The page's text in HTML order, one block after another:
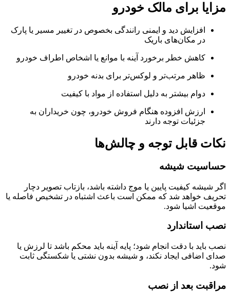
مزایا برای مالک خودرو
افزایش دید و ایمنی رانندگی بخصوص در تغییر مسیر یا پارک
در مکان‌های باریک
کاهش خطر برخورد آینه با موانع یا اشخاص اطراف خودرو
ظاهر مرتب‌تر و لوکس‌تر برای بدنه خودرو
دوام بیشتر به دلیل استفاده از مواد با کیفیت
ارزش افزوده هنگام فروش خودرو، چون خریداران به
جزئیات توجه دارند
نکات قابل توجه و چالش‌ها
حساسیت شیشه
اگر شیشه کیفیت پایین یا موج داشته باشد، بازتاب تصویر دچار
تحریف خواهد شد که ممکن است باعث اشتباه در تشخیص فاصله یا
موقعیت اشیا شود.
نصب استاندارد
نصب باید با دقت انجام شود؛ پایه آینه باید محکم باشد تا لرزش یا
صدای اضافی ایجاد نکند، و شیشه بدون نشتی یا شکستگی ثابت
شود.
مراقبت بعد از نصب